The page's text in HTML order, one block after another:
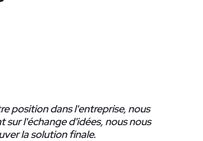
position dans l'entreprise, nous
l'échange d'idées, nous nous
la solution finale.